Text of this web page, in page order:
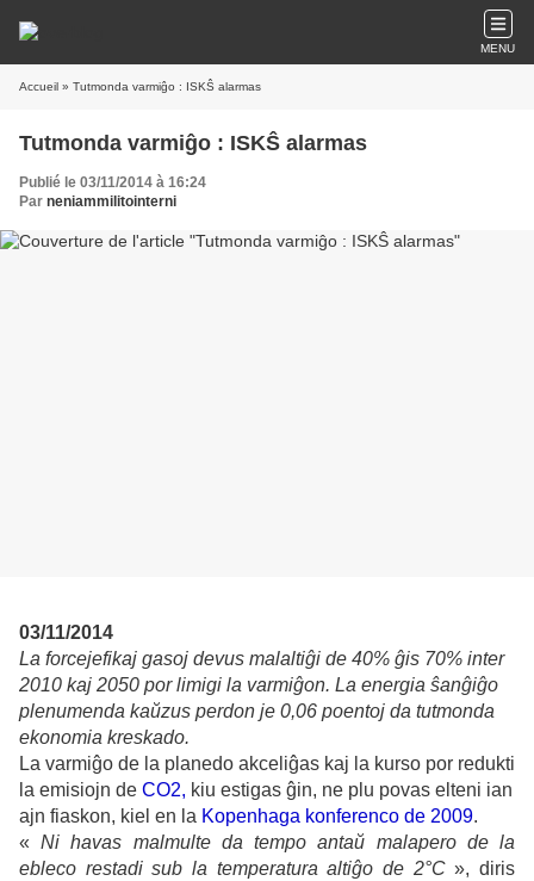
MENU
Accueil » Tutmonda varmiĝo : ISKŜ alarmas
Tutmonda varmiĝo : ISKŜ alarmas
Publié le 03/11/2014 à 16:24
Par neniammilitointerni
03/11/2014
La forcejefikaj gasoj devus malaltiĝi de 40% ĝis 70% inter
2010 kaj 2050 por limigi la varmiĝon. La energia ŝanĝiĝo
plenumenda kaŭzus perdon je 0,06 poentoj da tutmonda
ekonomia kreskado.
La varmiĝo de la planedo akceliĝas kaj la kurso por redukti
la emisiojn de CO2, kiu estigas ĝin, ne plu povas elteni ian
ajn fiaskon, kiel en la Kopenhaga konferenco de 2009.
«Ni havas malmulte da tempo antaŭ malapero de la
ebleco restadi sub la temperatura altiĝo de 2°C», diris